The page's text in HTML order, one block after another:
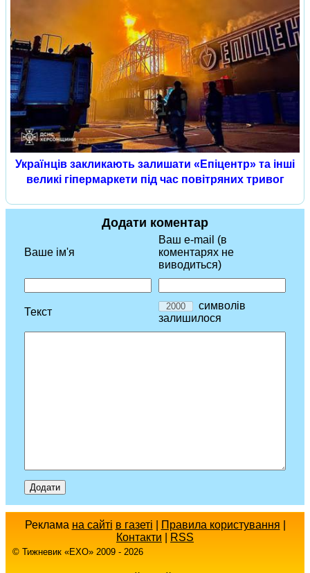
Українців закликають залишати «Епіцентр» та інші
великі гіпермаркети під час повітряних тривог
Додати коментар
Ваше ім'я
Ваш e-mail (в
коментарях не
виводиться)
Текст
символів
залишилося
Реклама на сайті в газеті Правила користування
Контакти
RSS
© Тижневик «EХO» 2009 - 2026